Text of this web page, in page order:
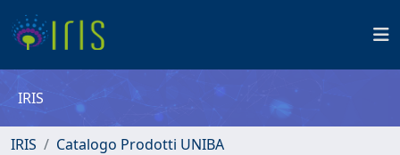
IRIS
IRIS
Catalogo Prodotti UNIBA